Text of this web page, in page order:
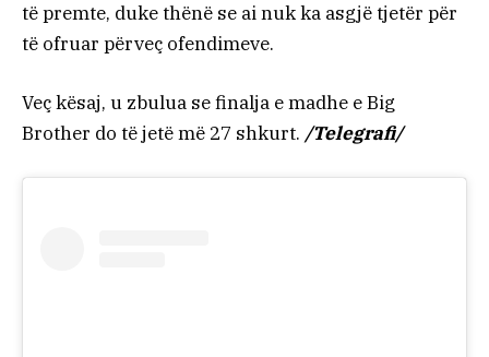
të premte, duke thënë se ai nuk ka asgjë tjetër për
të ofruar përveç ofendimeve.
Veç kësaj, u zbulua se finalja e madhe e Big
Brother do të jetë më 27 shkurt. /Telegrafi/